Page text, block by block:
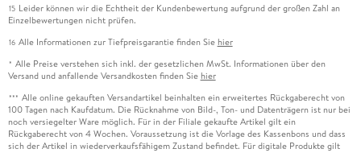
15 Leider können wir die Echtheit der Kundenbewertung aufgrund der großen Zahl an
Einzelbewertungen nicht prüfen.
16 Alle Informationen zur Tiefpreisgarantie finden Sie hier
* Alle Preise verstehen sich inkl. der gesetzlichen MwSt. Informationen über den
Versand und anfallende Versandkosten finden Sie hier
*** Alle online gekauften Versandartikel beinhalten ein erweitertes Rückgaberecht von
100 Tagen nach Kaufdatum. Die Rücknahme von Bild-, Ton- und Datenträgern ist nur bei
noch versiegelter Ware möglich. Für in der Filiale gekaufte Artikel gilt ein
Rückgaberecht von 4 Wochen. Voraussetzung ist die Vorlage des Kassenbons und dass
sich der Artikel in wiederverkaufsfähigem Zustand befindet. Für digitale Produkte gilt